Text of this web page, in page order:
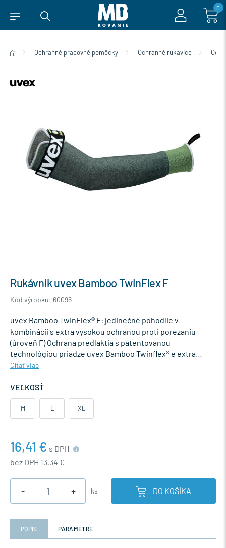
0
Ochranné pracovné pomôcky Ochranné rukavice
Rukávnik uvex Bamboo TwinFlex F
Kód výrobku: 60096
uvex Bamboo TwinFlex® F: jedinečné pohodlie v
kombinácii s extra vysokou ochranou proti porezaniu
(úroveň F) Ochrana predlaktia s patentovanou
technológiou priadze uvex Bamboo Twinflex® e extra…
Čítať viac
VEĽKOSŤ
M L XL
16,41 € s DPH
bez DPH 13,34 €
- + ks DO KOŠÍKA
POPIS PARAMETRE